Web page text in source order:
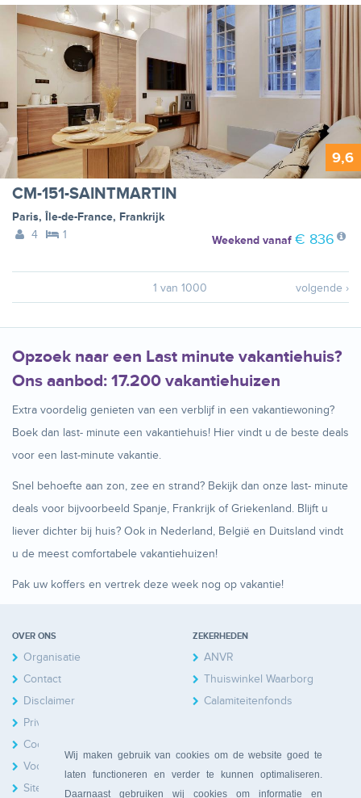
Wij maken gebruik van cookies om de website goed te
laten functioneren en verder te kunnen optimaliseren.
Daarnaast gebruiken wij cookies om informatie en
9,6
CM-151-SAINTMARTIN
Paris, Île-de-France, Frankrijk
4
1 Weekendvanaf € 836
1 van 1000 volgende ›
Opzoek naar een Last minute vakantiehuis?
Ons aanbod: 17.200 vakantiehuizen
Extra voordelig genieten van een verblijf in een vakantiewoning?
Boek dan last- minute een vakantiehuis! Hier vindt u de beste deals
voor een last-minute vakantie.
Snel behoefte aan zon, zee en strand? Bekijk dan onze last- minute
deals voor bijvoorbeeld Spanje, Frankrijk of Griekenland. Blijft u
liever dichter bij huis? Ook in Nederland, België en Duitsland vindt
u de meest comfortabele vakantiehuizen!
Pak uw koffers en vertrek deze week nog op vakantie!
OVER ONS
Organisatie
Contact
Disclaimer
Privacy
Cookies
Voorwaarden
Sitemap
ZEKERHEDEN
ANVR
Thuiswinkel Waarborg
Calamiteitenfonds